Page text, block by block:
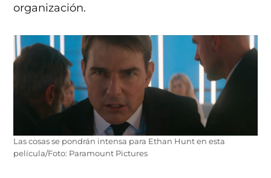
organización.
Las cosas se pondrán intensa para Ethan Hunt en esta
película/Foto: Paramount Pictures